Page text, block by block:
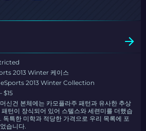
2013 Winter 케이스
2013 Winter Collection
$15
신건 본체에는 카모플라주 패턴과 유사한 추상
패턴이 장식되어 있어 스텔스와 세련미를 더했습
독특한 미학과 적당한 가격으로 우리 목록에 포
습니다.